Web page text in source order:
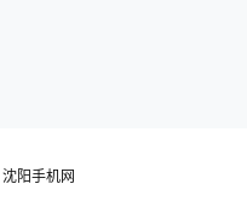
沈阳手机网